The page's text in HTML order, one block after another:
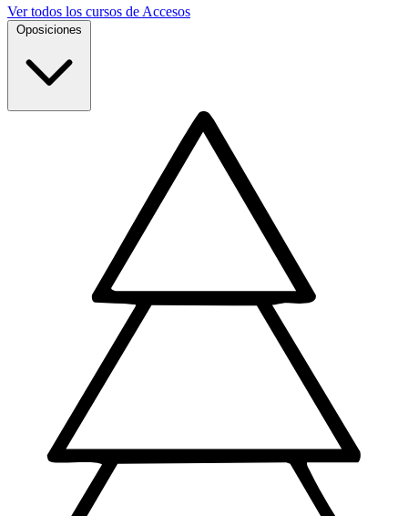
Ver todos los cursos de Accesos
Oposiciones